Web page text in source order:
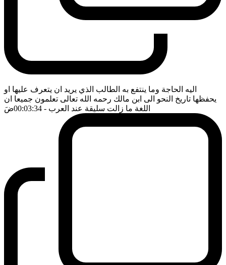
اليه الحاجة وما ينتفع به الطالب الذي يريد ان يتعرف عليها او
يحفظها تاريخ النحو الى ابن مالك رحمه الله تعالى تعلمون جميعا ان
اللغة ما زالت سليقة عند العرب - 00:03:34 ضَ